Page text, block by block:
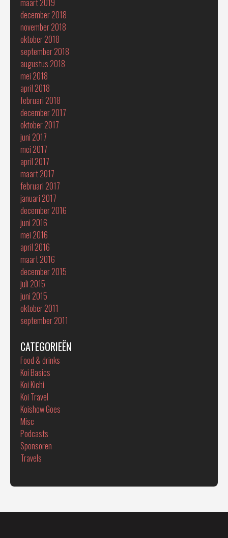
maart 2019
december 2018
november 2018
oktober 2018
september 2018
augustus 2018
mei 2018
april 2018
februari 2018
december 2017
oktober 2017
juni 2017
mei 2017
april 2017
maart 2017
februari 2017
januari 2017
december 2016
juni 2016
mei 2016
april 2016
maart 2016
december 2015
juli 2015
juni 2015
oktober 2011
september 2011
CATEGORIEËN
Food & drinks
Koi Basics
Koi Kichi
Koi Travel
Koishow Goes
Misc
Podcasts
Sponsoren
Travels